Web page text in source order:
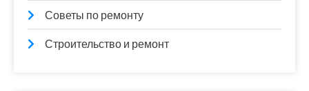
Советы по ремонту
Строительство и ремонт